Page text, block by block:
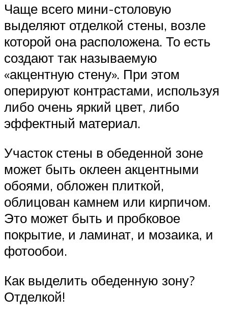
Чаще всего мини-столовую
выделяют отделкой стены, возле
которой она расположена. То есть
создают так называемую
«акцентную стену». При этом
оперируют контрастами, используя
либо очень яркий цвет, либо
эффектный материал.
Участок стены в обеденной зоне
может быть оклеен акцентными
обоями, обложен плиткой,
облицован камнем или кирпичом.
Это может быть и пробковое
покрытие, и ламинат, и мозаика, и
фотообои.
Как выделить обеденную зону?
Отделкой!